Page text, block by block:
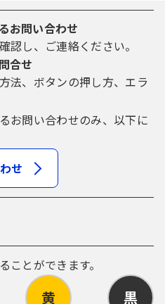
お問い合わせ
認し、ご連絡ください。
合せ
法、ボタンの押し方、エラ
お問い合わせのみ、以下に
せ
ことができます。
黄 黒